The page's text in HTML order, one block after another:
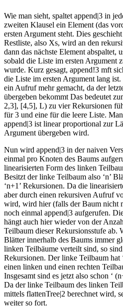
Wie man sieht, spaltet append|3 in
zweiten Klausel ein Element (das
ersten Argument steht. Dies
Restliste, also Xs, wird an den
dann das nächste Element abspaltet,
sobald die Liste im ersten Argument
wurde. Kurz gesagt, append!3 mft
die Liste im ersten Argument lang
ein Aufruf mehr gemacht, da der
übergeben bekommt Das bedeutet
2,3], [4,5], L) zu vier Rekursionen
für 3 und eine für die leere Liste.
append|3 ist linear proportional zur
Argument übergeben wird.
Nun wird append|3 in der naiven
einmal pro Knoten des Baums
linearisierten Form des linken
Besitzt der linke Teilbaum also ‘n’
‘n+1’ Rekursionen. Da die
aber durch einen rekursiven Aufruf
wird, wird hier (falls der Baum nicht
noch einmal append|3 aufgerufen.
hängt auch hier wieder von der
Teilbaum dieser Rekursionsstufe ab.
Blätter innerhalb des Baums immer
linken Teilbäume verteilt sind, so sind
Rekursionen. Der linke Teilbaum hat
einen linken und einen rechten
Insgesamt sind es jetzt also schon ‘
Da der linke Teilbaum des linken
mittels flattenTree|2 berechnet wird,
weiter so fort.